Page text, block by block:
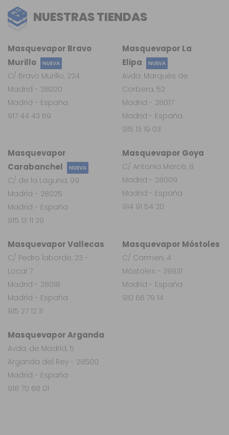
NUESTRAS TIENDAS
Masquevapor Arganda
Avda. de Madrid, 5
Arganda del Rey - 28500
Madrid - España
918 70 68 01
Masquevapor
Carabanchel
NUEVA
C/ de la Laguna, 99
Madrid - 28025
Madrid - España
915 13 11 29
Masquevapor Vallecas
C/ Pedro laborde, 23 -
Local 7
Madrid - 28018
Madrid - España
915 27 12 11
Masquevapor Móstoles
C/ Carmen, 4
Móstoles - 28931
Madrid - España
910 66 79 14
Masquevapor Goya
C/ Antonia Mercé, 8
Madrid - 28009
Madrid - España
914 91 54 20
Masquevapor La
Elipa
NUEVA
Avda. Marqués de
Corbera, 52
Madrid - 28017
Madrid - España
915 13 19 03
Masquevapor Bravo
Murillo
NUEVA
C/ Bravo Murillo, 224
Madrid - 28020
Madrid - España
917 44 43 69